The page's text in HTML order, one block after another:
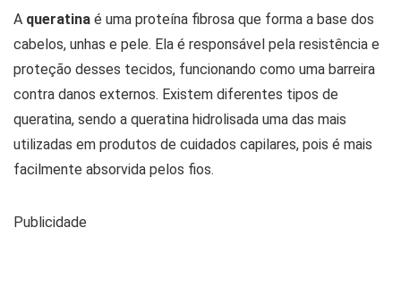
A queratina é uma proteína fibrosa que forma a base dos
cabelos, unhas e pele. Ela é responsável pela resistência e
proteção desses tecidos, funcionando como uma barreira
contra danos externos. Existem diferentes tipos de
queratina, sendo a queratina hidrolisada uma das mais
utilizadas em produtos de cuidados capilares, pois é mais
facilmente absorvida pelos fios.
Publicidade